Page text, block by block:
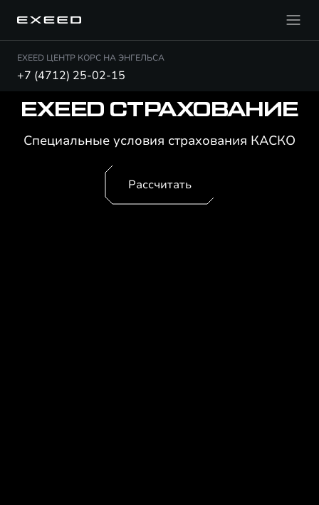
EXEED ЦЕНТР КОРС НА ЭНГЕЛЬСА
+7 (4712) 25-02-15
EXEED СТРАХОВАНИЕ
Специальные условия страхования КАСКО
Рассчитать